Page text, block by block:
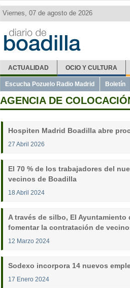
Viernes, 07 de agosto de 2026
ACTUALIDAD OCIO Y CULTURA
Escucha Pozuelo Radio Madrid Boletín
AGENCIA DE
Hospiten Madrid Boadilla abre
27 Abril 2026
El 70 % de los trabajadores del
vecinos de Boadilla
18 Abril 2024
A través de silbo, El
fomentar la contratación de
12 Marzo 2024
Sodexo incorpora 14 nuevos
17 Enero 2024